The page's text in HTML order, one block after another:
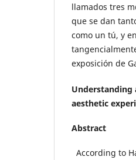
llamados tres
que se dan
como un tú, y
exposición de
Understanding
aesthetic
Abstract
According to